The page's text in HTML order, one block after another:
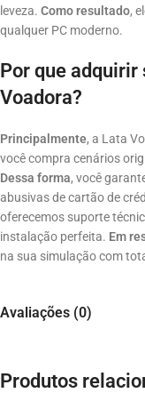
leveza. Como resultado,
qualquer PC moderno.
Por que adquirir
Voadora?
Principalmente, a Lata
você compra cenários
Dessa forma, você
abusivas de cartão de
oferecemos suporte
instalação perfeita. Em
na sua simulação com
Avaliações (0)
Produtos